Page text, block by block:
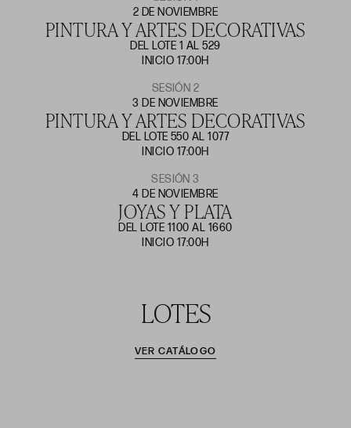
2 DE NOVIEMBRE
PINTURA Y ARTES DECORATIVAS
DEL LOTE 1 AL 529
INICIO 17:00H
SESIÓN 2
3 DE NOVIEMBRE
PINTURA Y ARTES DECORATIVAS
DEL LOTE 550 AL 1077
INICIO 17:00H
SESIÓN 3
4 DE NOVIEMBRE
JOYAS Y PLATA
DEL LOTE 1100 AL 1660
INICIO 17:00H
LOTES
VER CATÁLOGO